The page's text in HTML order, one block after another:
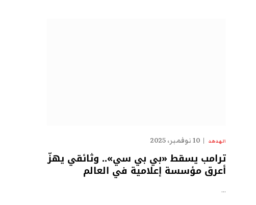
الهدهد 10 نوفمبر، 2025
ترامب يسقط «بي بي سي».. وثائقي يهزّ
أعرق مؤسسة إعلامية في العالم
…